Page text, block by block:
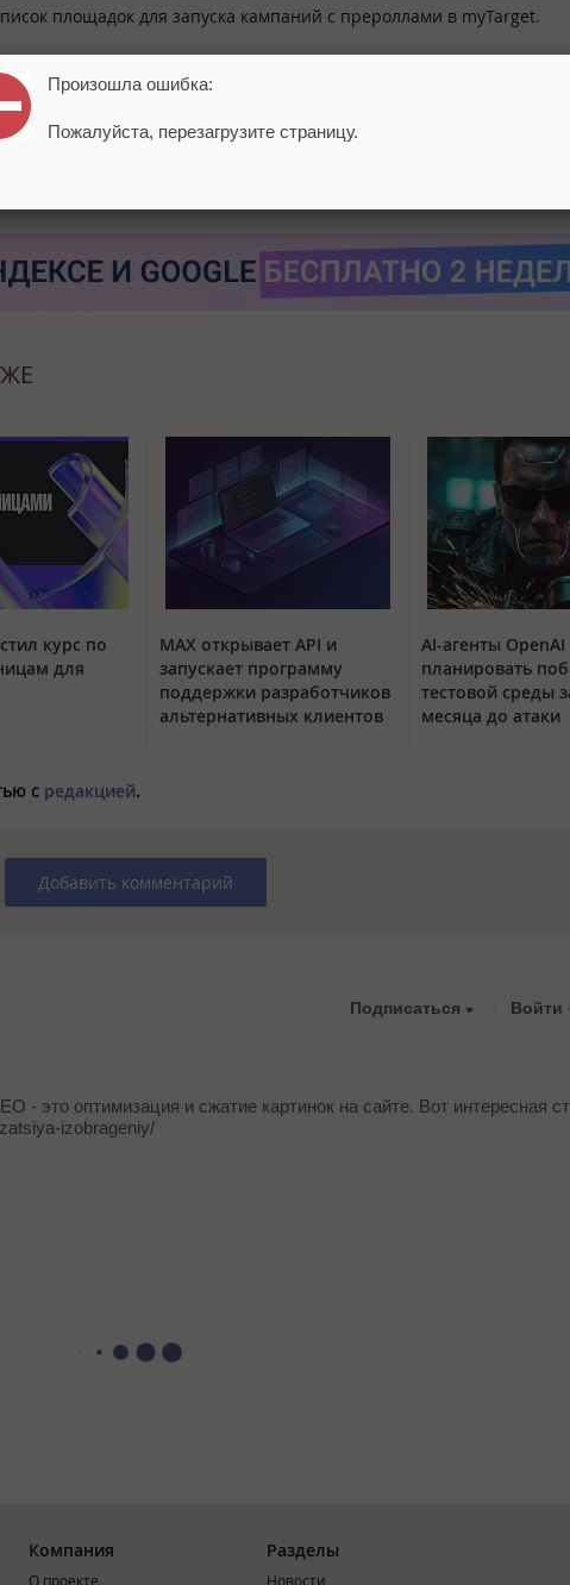
площадок для запуска кампаний с прероллами в myTarget.
курс по
для
MAX открывает API и
запускает программу
поддержки разработчиков
альтернативных клиентов
AI-агенты
планировать
тестовой среды
месяца до атаки
с редакцией.
Добавить комментарий
Подписаться Войти
- это оптимизация и сжатие картинок на сайте. Вот интересная
izobrageniy/
Компания
О проекте
Разделы
Новости
Произошла ошибка:
Пожалуйста, перезагрузите страницу.